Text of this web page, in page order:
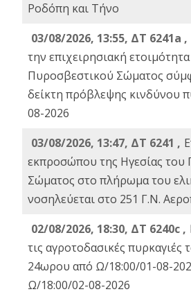
Ροδόπη και Τήνο
03/08/2026, 13:55, ΔΤ 6241a ,
την επιχειρησιακή
Πυροσβεστικού Σώματος
δείκτη πρόβλεψης κινδύνου
08-2026
03/08/2026, 13:47, ΔΤ 6241 ,
εκπροσώπου της Ηγεσίας του
Σώματος στο πλήρωμα του
νοσηλεύεται στο 251 Γ.Ν.
02/08/2026, 18:30, ΔΤ 6240c ,
τις αγροτοδασικές πυρκαγιές
24ωρου από Ω/18:00/01-08-
Ω/18:00/02-08-2026